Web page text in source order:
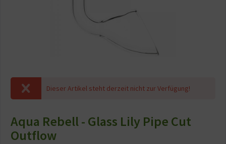
Dieser Artikel steht derzeit nicht zur Verfügung!
Aqua Rebell - Glass Lily Pipe Cut
Outflow